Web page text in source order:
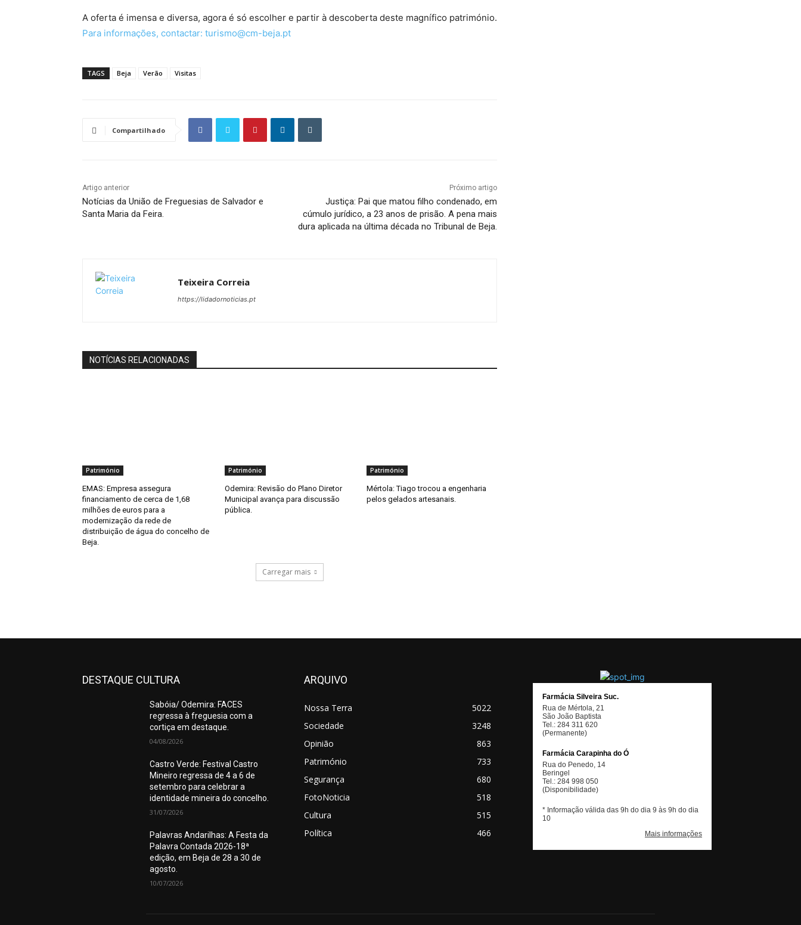
A oferta é imensa e diversa, agora é só escolher e partir à descoberta deste magnífico património.
Para informações, contactar: turismo@cm-beja.pt
TAGS Beja Verão Visitas
Compartilhado
Artigo anterior
Notícias da União de Freguesias de Salvador e
Santa Maria da Feira.
Próximo artigo
Justiça: Pai que matou filho condenado, em
cúmulo jurídico, a 23 anos de prisão. A pena mais
dura aplicada na última década no Tribunal de Beja.
Teixeira Correia
https://lidadornoticias.pt
NOTÍCIAS RELACIONADAS
Património
EMAS: Empresa assegura
financiamento de cerca de 1,68
milhões de euros para a
modernização da rede de
distribuição de água do concelho de
Beja.
Património
Odemira: Revisão do Plano Diretor
Municipal avança para discussão
pública.
Património
Mértola: Tiago trocou a engenharia
pelos gelados artesanais.
Carregar mais
DESTAQUE CULTURA
Sabóia/ Odemira: FACES
regressa à freguesia com a
cortiça em destaque.
04/08/2026
Castro Verde: Festival Castro
Mineiro regressa de 4 a 6 de
setembro para celebrar a
identidade mineira do concelho.
31/07/2026
Palavras Andarilhas: A Festa da
Palavra Contada 2026-18ª
edição, em Beja de 28 a 30 de
agosto.
10/07/2026
ARQUIVO
Nossa Terra
5022
Sociedade
3248
Opinião
863
Património
733
Segurança
680
FotoNoticia
518
Cultura
515
Política
466